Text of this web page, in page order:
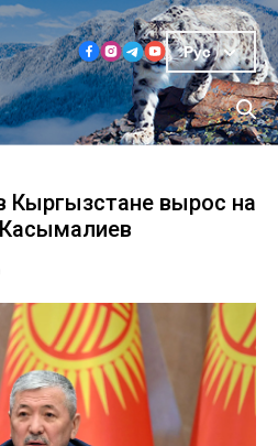
Рус
Кыргызстане вырос на
Касымалиев